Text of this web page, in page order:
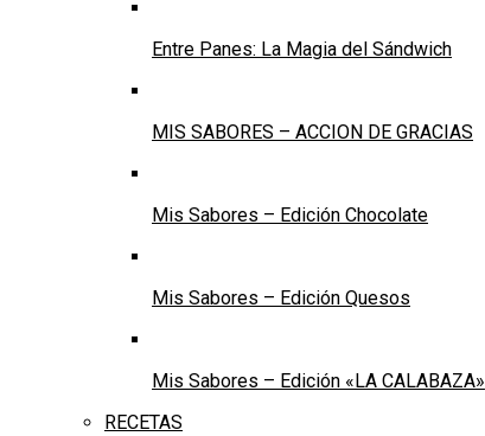
Entre Panes: La Magia del Sándwich
MIS SABORES – ACCION DE GRACIAS
Mis Sabores – Edición Chocolate
Mis Sabores – Edición Quesos
Mis Sabores – Edición «LA CALABAZA»
RECETAS